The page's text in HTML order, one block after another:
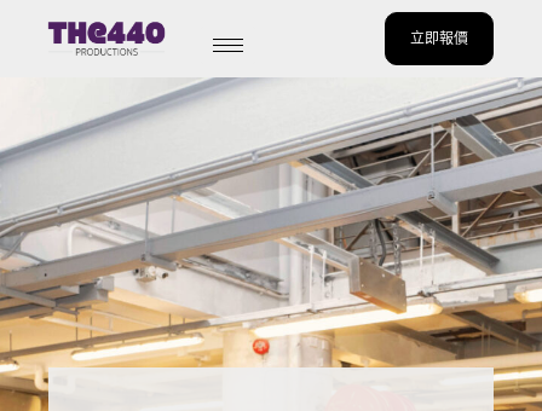
content
立即報價